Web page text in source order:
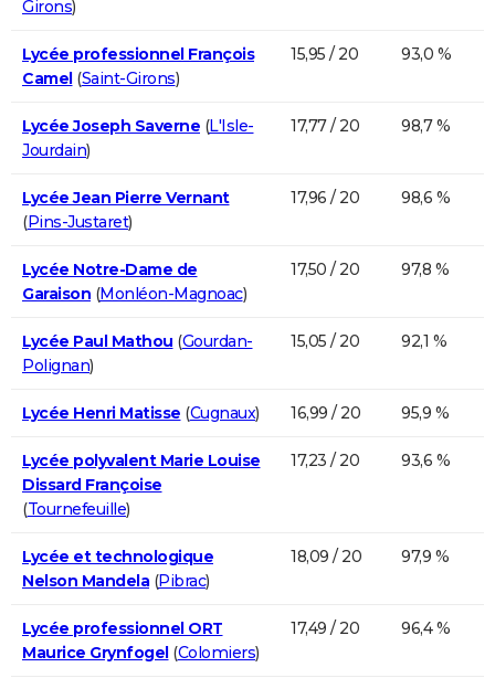
Girons)
Lycée professionnel François
Camel(Saint-Girons)
15,95 / 20 93,0 %
Lycée Joseph Saverne (L'Isle-
Jourdain)
17,77 / 20 98,7 %
Lycée Jean Pierre Vernant
(Pins-Justaret)
17,96 / 20 98,6 %
Lycée Notre-Dame de
Garaison (Monléon-Magnoac)
17,50 / 20 97,8 %
Lycée Paul Mathou (Gourdan-
Polignan)
15,05 / 20 92,1 %
Lycée Henri Matisse (Cugnaux) 16,99 / 20 95,9 %
Lycée polyvalent Marie Louise
Dissard Françoise
(Tournefeuille)
17,23 / 20 93,6 %
Lycée et technologique
Nelson Mandela(Pibrac)
18,09 / 20 97,9 %
Lycée professionnel ORT
Maurice Grynfogel(Colomiers)
17,49 / 20 96,4 %